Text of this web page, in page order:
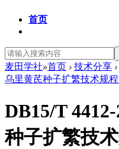
首页
麦田学社»首页 › 技术分享 ›
乌里黄芪种子扩繁技术规程
DB15/T
种子扩繁技